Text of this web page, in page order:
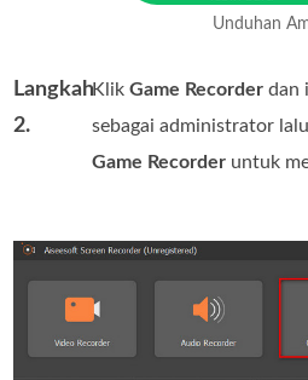
Unduhan
Langkah
2.
KlikGame Recorder dan
sebagai administrator
Game Recorder untuk